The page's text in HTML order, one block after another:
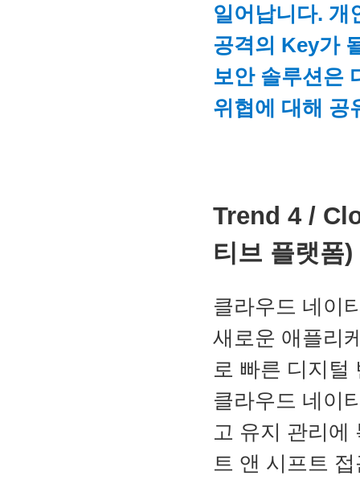
일어납니다. 개
공격의 Key가
보안 솔루션은
위협에 대해 공
Trend 4 /
티브 플랫폼)
클라우드 네이
새로운 애플리
로 빠른 디지털
클라우드 네이
고 유지 관리에
트 앤 시프트